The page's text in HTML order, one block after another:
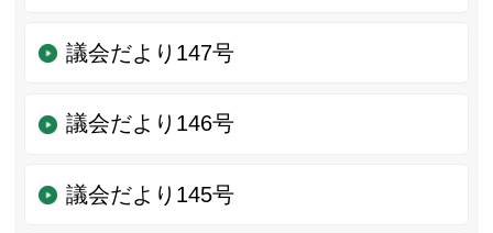
議会だより147号
議会だより146号
議会だより145号